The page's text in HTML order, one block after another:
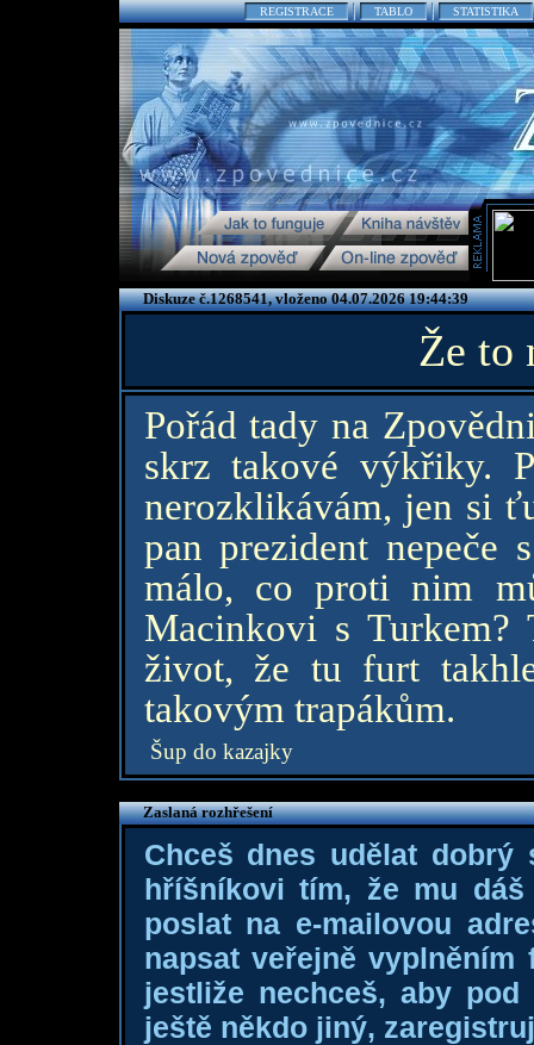
REGISTRACE TABLO STATISTIKA
Diskuze č.1268541, vloženo 04.07.2026 19:44:39
Že to
Pořád tady na
skrz takové výkřiky.
nerozklikávám, jen si
pan prezident nepeče
málo, co proti nim
Macinkovi s Turkem?
život, že tu furt
takovým trapákům.
Šup do kazajky
Zaslaná rozhřešení
Chceš dnes udělat dobrý
hříšníkovi tím, že mu
poslat na e-mailovou
napsat veřejně
jestliže nechceš, aby
ještě někdo jiný,